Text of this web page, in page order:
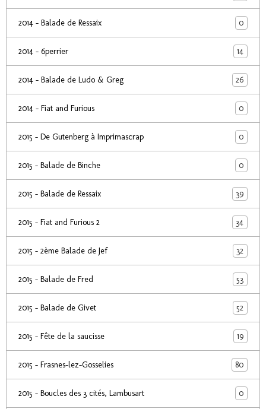
2014 - Balade de Ressaix 0
2014 - 6perrier 14
2014 - Balade de Ludo & Greg 26
2014 - Fiat and Furious 0
2015 - De Gutenberg à Imprimascrap 0
2015 - Balade de Binche 0
2015 - Balade de Ressaix 39
2015 - Fiat and Furious 2 34
2015 - 2ème Balade de Jef 32
2015 - Balade de Fred 53
2015 - Balade de Givet 52
2015 - Fête de la saucisse 19
2015 - Frasnes-lez-Gosselies 80
2015 - Boucles des 3 cités, Lambusart 0